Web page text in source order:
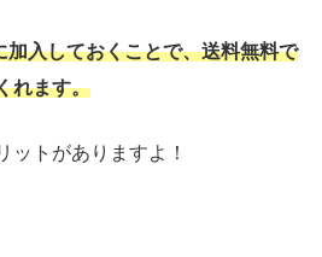
入しておくことで、送料無料で
れます。
ットがありますよ！